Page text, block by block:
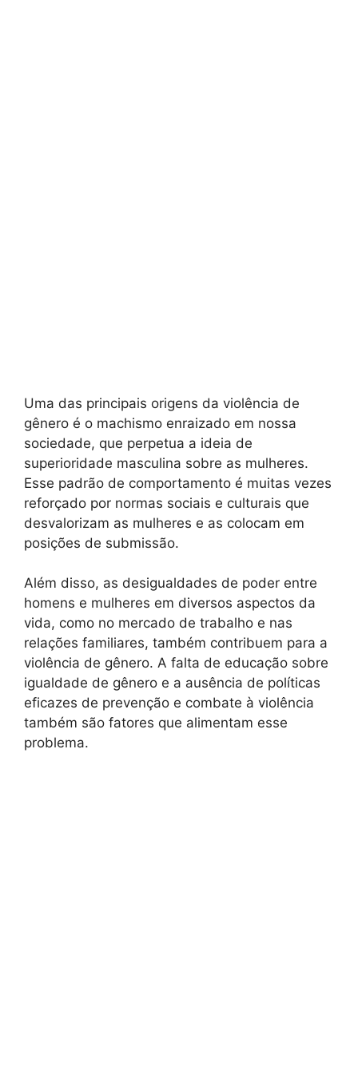
Uma das principais origens da violência de
gênero é o machismo enraizado em nossa
sociedade, que perpetua a ideia de
superioridade masculina sobre as mulheres.
Esse padrão de comportamento é muitas vezes
reforçado por normas sociais e culturais que
desvalorizam as mulheres e as colocam em
posições de submissão.
Além disso, as desigualdades de poder entre
homens e mulheres em diversos aspectos da
vida, como no mercado de trabalho e nas
relações familiares, também contribuem para a
violência de gênero. A falta de educação sobre
igualdade de gênero e a ausência de políticas
eficazes de prevenção e combate à violência
também são fatores que alimentam esse
problema.